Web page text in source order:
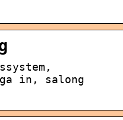
in, salong